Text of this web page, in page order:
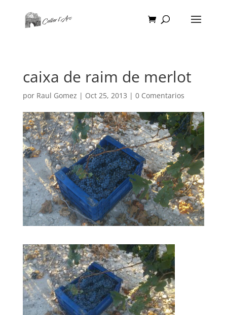
caixa de raim de merlot
por Raul Gomez | Oct 25, 2013 | 0 Comentarios